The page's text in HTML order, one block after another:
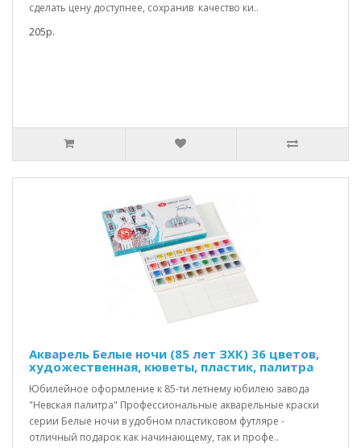
сделать цену доступнее, сохранив качество ки..
205р.
Акварель Белые ночи (85 лет ЗХК) 36 цветов,
художественная, кюветы, пластик, палитра
Юбилейное оформление к 85-ти летнему юбилею завода
"Невская палитра" Профессиональные акварельные краски
серии Белые ночи в удобном пластиковом футляре -
отличный подарок как начинающему, так и профе..